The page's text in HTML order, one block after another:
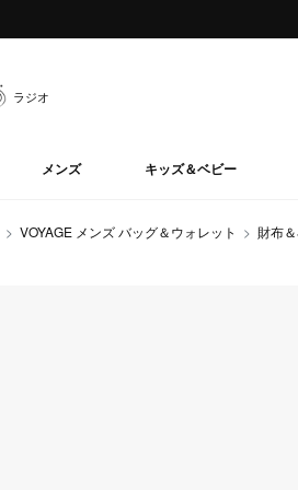
ラジオ
メンズ キッズ＆ベビー
VOYAGE メンズ バッグ＆ウォレット 財布